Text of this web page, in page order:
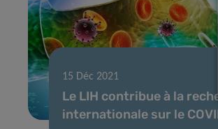
15 Déc 2021
Le LIH contribue à la
internationale sur le